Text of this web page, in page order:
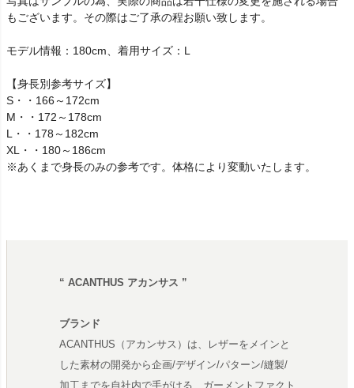
もございます。その際はご了承の程お願い致します。
モデル情報：180cm、着用サイズ：L
【身長別参考サイズ】
S・・166～172cm
M・・172～178cm
L・・178～182cm
XL・・180～186cm
※あくまで身長のみの参考です。体格により変動いたします。
“ ACANTHUS アカンサス ”
ブランド
ACANTHUS（アカンサス）は、レザーをメインと
した素材の開発から企画/デザイン/パターン/縫製/
加工までを自社内で手がける、ガーメントファクト